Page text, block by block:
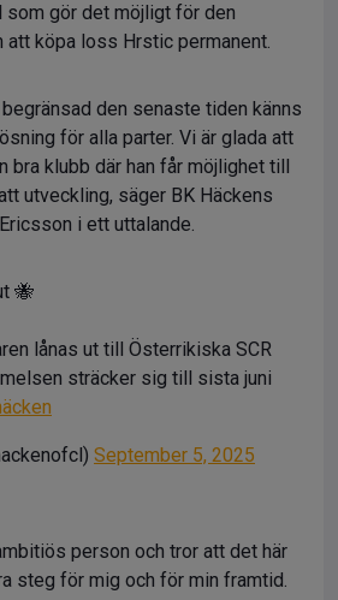
som gör det möjligt för den
köpa loss Hrstic permanent.
den senaste tiden känns
för alla parter. Vi är glada att
bra klubb där han får möjlighet till
utveckling, säger BK Häckens
i ett uttalande.
🐝
lånas ut till Österrikiska SCR
sträcker sig till sista juni
September 5, 2025
person och tror att det här
steg för mig och för min framtid.